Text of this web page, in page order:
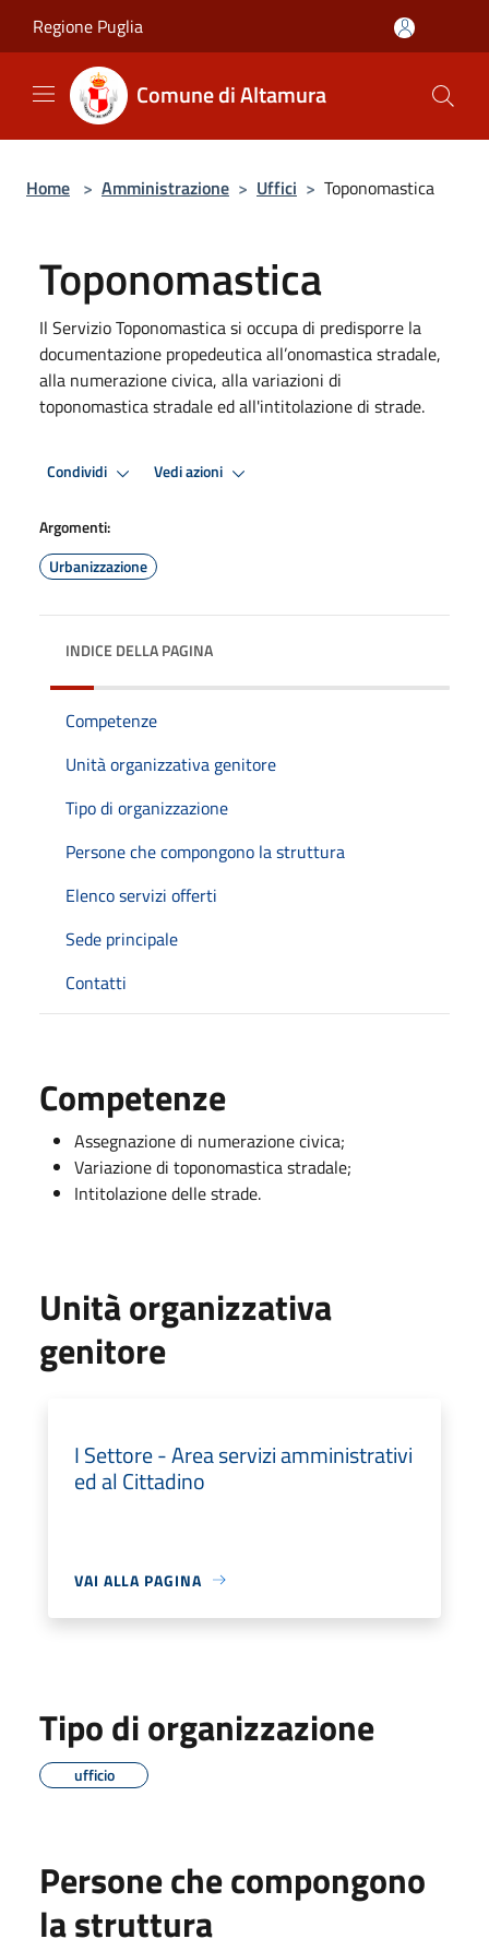
Regione Puglia
Comune di Altamura
Home > Amministrazione > Uffici > Toponomastica
Toponomastica
Il Servizio Toponomastica si occupa di predisporre la
documentazione propedeutica all’onomastica stradale,
alla numerazione civica, alla variazioni di
toponomastica stradale ed all'intitolazione di strade.
Condividi Vedi azioni
Argomenti:
Urbanizzazione
INDICE DELLA PAGINA
Competenze
Unità organizzativa genitore
Tipo di organizzazione
Persone che compongono la struttura
Elenco servizi offerti
Sede principale
Contatti
Competenze
Assegnazione di numerazione civica;
Variazione di toponomastica stradale;
Intitolazione delle strade.
Unità organizzativa
genitore
I Settore - Area servizi amministrativi
ed al Cittadino
VAI ALLA PAGINA
Tipo di organizzazione
ufficio
Persone che compongono
la struttura